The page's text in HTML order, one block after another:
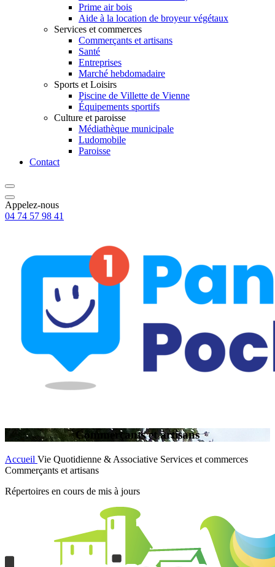
Prime air bois
Aide à la location de broyeur végétaux
Services et commerces
Commerçants et artisans
Santé
Entreprises
Marché hebdomadaire
Sports et Loisirs
Piscine de Villette de Vienne
Équipements sportifs
Culture et paroisse
Médiathèque municipale
Ludomobile
Paroisse
Contact
Appelez-nous
04 74 57 98 41
Commerçants et artisans
Accueil Vie Quotidienne & Associative Services et commerces
Commerçants et artisans
Répertoires en cours de mis à jours